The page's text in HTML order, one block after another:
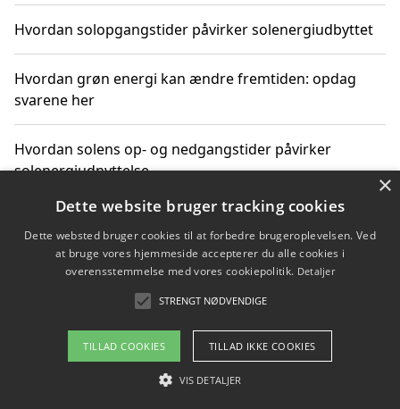
Hvordan solopgangstider påvirker solenergiudbyttet
Hvordan grøn energi kan ændre fremtiden: opdag
svarene her
Hvordan solens op- og nedgangstider påvirker
solenergiudnyttelse
Hvordan du får svar på energispørgsmål om
vedvarende energikilder
Om / kontakt
Blog Betingelser
×
Dette website bruger tracking cookies
Dette websted bruger cookies til at forbedre brugeroplevelsen. Ved
at bruge vores hjemmeside accepterer du alle cookies i
overensstemmelse med vores cookiepolitik. Detaljer
STRENGT NØDVENDIGE
TILLAD COOKIES TILLAD IKKE COOKIES
VIS DETALJER